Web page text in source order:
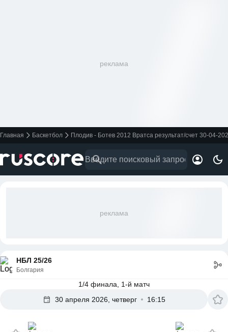
реклама
Главная Баскетбол Плодив - Ботев 2012 Вратса результат/счет 30-04-
реклама
НБЛ 25/26
Болгария
1/4 финала, 1-й матч
30 апреля 2026, четверг
16:15